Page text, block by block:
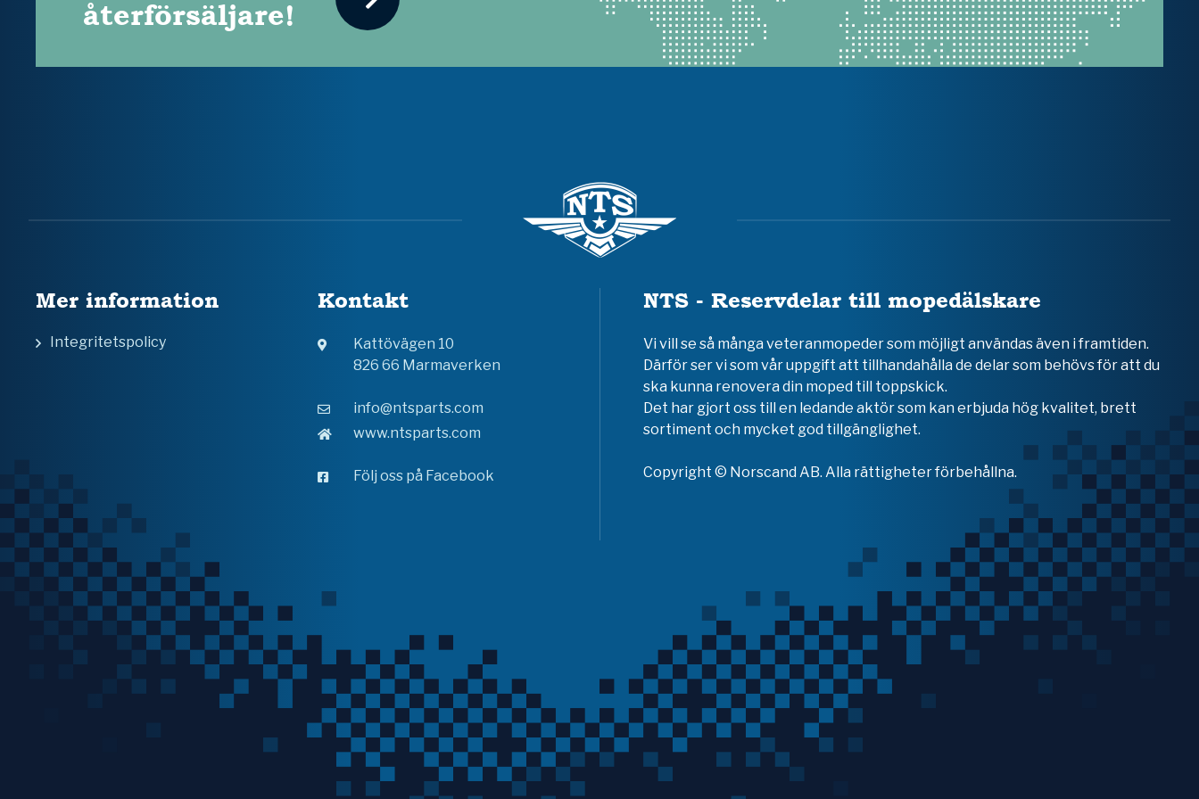
återförsäljare!
Mer information
Integritetspolicy
Kontakt
Kattövägen 10
826 66 Marmaverken
info@ntsparts.com
www.ntsparts.com
Följ oss på Facebook
NTS - Reservdelar till mopedälskare
Vi vill se så många veteranmopeder som möjligt användas även i framtiden.
Därför ser vi som vår uppgift att tillhandahålla de delar som behövs för att du
ska kunna renovera din moped till toppskick.
Det har gjort oss till en ledande aktör som kan erbjuda hög kvalitet, brett
sortiment och mycket god tillgänglighet.
Copyright © Norscand AB. Alla rättigheter förbehållna.